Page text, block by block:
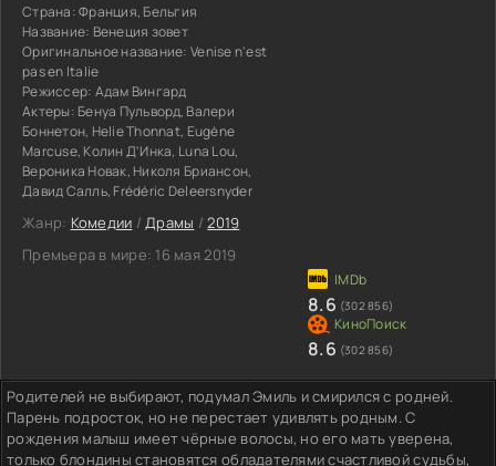
Страна:Франция, Бельгия
Название: Венеция зовет
Оригинальное название: Venise n'est
pas en Italie
Режиссер: Адам Вингард
Актеры: Бенуа Пульворд, Валери
Боннетон, Helie Thonnat, Eugène
Marcuse, Колин Д'Инка, Luna Lou,
Вероника Новак, Николя Бриансон,
Давид Салль, Frédéric Deleersnyder
Жанр: Комедии /Драмы /2019
Премьера в мире: 16 мая 2019
8.6 (302 856)
8.6 (302 856)
Родителей не выбирают, подумал Эмиль и смирился с родней.
Парень подросток, но не перестает удивлять родным. С
рождения малыш имеет чёрные волосы, но его мать уверена,
только блондины становятся обладателями счастливой судьбы,